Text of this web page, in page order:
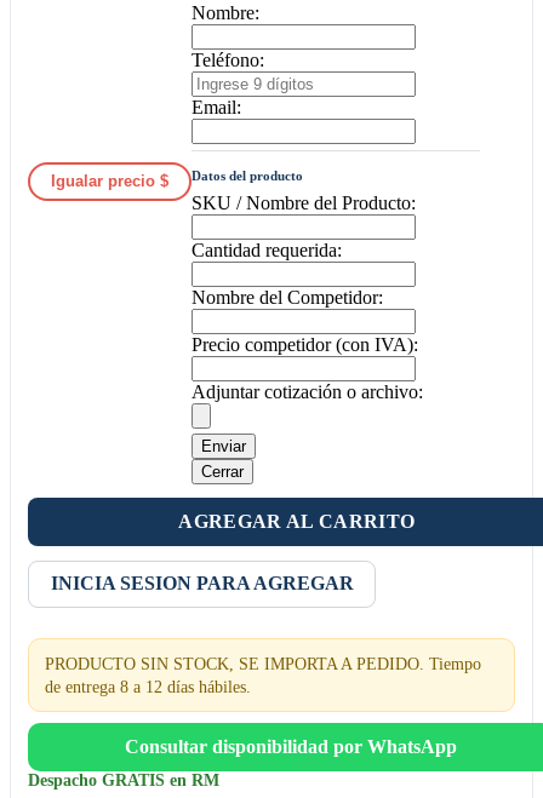
Igualar precio $
Nombre:
Teléfono:
Email:
Datos del producto
SKU / Nombre del Producto:
Cantidad requerida:
Nombre del Competidor:
Precio competidor (con IVA):
Adjuntar cotización o archivo:
Enviar
Cerrar
AGREGAR AL CARRITO
INICIA SESION PARA AGREGAR
PRODUCTO SIN STOCK, SE IMPORTA A PEDIDO. Tiempo
de entrega 8 a 12 días hábiles.
Consultar disponibilidad por WhatsApp
Despacho GRATIS en RM